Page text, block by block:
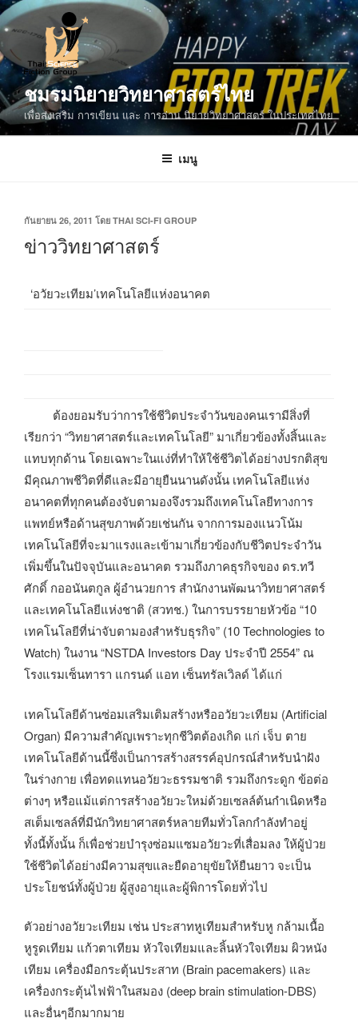
ข้าม
ไป
ยัง
บทความ
ชมรมนิยายวิทยาศาสตร์ไทย
เพื่อส่งเสริม การเขียน และ การอ่าน นิยายวิทยาศาสตร์ ในประเทศไทย
เมนู
เขียน
ที่
กันยายน 26, 2011 โดย THAI SCI-FI GROUP
ข่าววิทยาศาสตร์
‘อวัยวะเทียม’เทคโนโลยีแห่งอนาคต
ต้องยอมรับว่าการใช้ชีวิตประจำวันของคนเรามีสิ่งที่
เรียกว่า “วิทยาศาสตร์และเทคโนโลยี” มาเกี่ยวข้องทั้งสิ้นและ
แทบทุกด้าน โดยเฉพาะในแง่ที่ทำให้ใช้ชีวิตได้อย่างปรกติสุข
มีคุณภาพชีวิตที่ดีและมีอายุยืนนานดังนั้น เทคโนโลยีแห่ง
อนาคตที่ทุกคนต้องจับตามองจึงรวมถึงเทคโนโลยีทางการ
แพทย์หรือด้านสุขภาพด้วยเช่นกัน จากการมองแนวโน้ม
เทคโนโลยีที่จะมาแรงและเข้ามาเกี่ยวข้องกับชีวิตประจำวัน
เพิ่มขึ้นในปัจจุบันและอนาคต รวมถึงภาคธุรกิจของ ดร.ทวี
ศักดิ์ กออนันตกูล ผู้อำนวยการ สำนักงานพัฒนาวิทยาศาสตร์
และเทคโนโลยีแห่งชาติ (สวทช.) ในการบรรยายหัวข้อ “10
เทคโนโลยีที่น่าจับตามองสำหรับธุรกิจ” (10 Technologies to
Watch) ในงาน “NSTDA Investors Day ประจำปี 2554” ณ
โรงแรมเซ็นทารา แกรนด์ แอท เซ็นทรัลเวิลด์ ได้แก่
เทคโนโลยีด้านซ่อมเสริมเติมสร้างหรืออวัยวะเทียม (Artificial
Organ) มีความสำคัญเพราะทุกชีวิตต้องเกิด แก่ เจ็บ ตาย
เทคโนโลยีด้านนี้ซึ่งเป็นการสร้างสรรค์อุปกรณ์สำหรับนำฝัง
ในร่างกาย เพื่อทดแทนอวัยวะธรรมชาติ รวมถึงกระดูก ข้อต่อ
ต่างๆ หรือแม้แต่การสร้างอวัยวะใหม่ด้วยเซลล์ต้นกำเนิดหรือ
สเต็มเซลล์ที่มีนักวิทยาศาสตร์หลายทีมทั่วโลกกำลังทำอยู่
ทั้งนี้ทั้งนั้น ก็เพื่อช่วยบำรุงซ่อมแซมอวัยวะที่เสื่อมลง ให้ผู้ป่วย
ใช้ชีวิตได้อย่างมีความสุขและยืดอายุขัยให้ยืนยาว จะเป็น
ประโยชน์ทั้งผู้ป่วย ผู้สูงอายุและผู้พิการโดยทั่วไป
ตัวอย่างอวัยวะเทียม เช่น ประสาทหูเทียมสำหรับหู กล้ามเนื้อ
หูรูดเทียม แก้วตาเทียม หัวใจเทียมและลิ้นหัวใจเทียม ผิวหนัง
เทียม เครื่องมือกระตุ้นประสาท (Brain pacemakers) และ
เครื่องกระตุ้นไฟฟ้าในสมอง (deep brain stimulation-DBS)
และอื่นๆอีกมากมาย